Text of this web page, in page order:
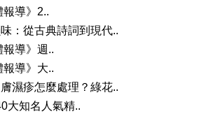
報導》2..
：從古典詩詞到現代..
報導》週..
報導》大..
濕疹怎麼處理？綠花..
大知名人氣精..